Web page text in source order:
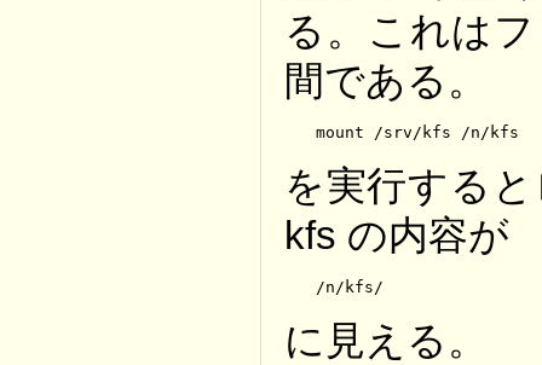
る。これは
間である。
mount /srv/kfs /n/kfs
を実行する
kfs の内容が
/n/kfs/
に見える。